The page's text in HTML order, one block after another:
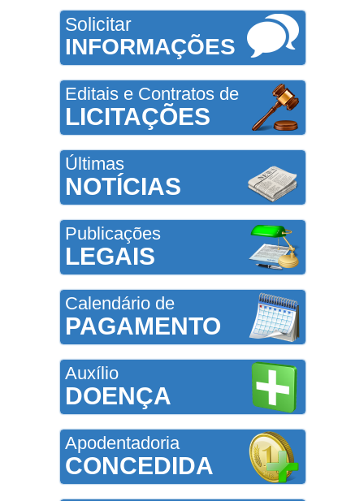
Solicitar
INFORMAÇÕES
Editais e Contratos de
LICITAÇÕES
Últimas
NOTÍCIAS
Publicações
LEGAIS
Calendário de
PAGAMENTO
Auxílio
DOENÇA
Apodentadoria
CONCEDIDA